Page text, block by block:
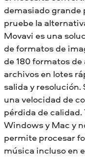
demasiado grande
pruebe la
Movavi es una
de formatos de
de 180 formatos
archivos en lotes
salida y
una velocidad de
pérdida de calidad.
Windows y Mac y
permite procesar
música incluso en